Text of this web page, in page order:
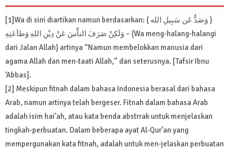
[1]Wa di sini diartikan namun berdasarkan: { وَصَدٌّ عَن سَبِيلِ الله }
وَلَكِنْ صَرَفَ الناَّسَ عَنْ دِيْنِ اللهِ وَطاَعَتِهِ – {Wa meng-halang-halangi
dari Jalan Allah} artinya “Namun membelokkan manusia dari
agama Allah dan men-taati Allah,” dan seterusnya. [Tafsir Ibnu
‘Abbas].
[2] Meskipun fitnah dalam bahasa Indonesia berasal dari bahasa
Arab, namun artinya telah bergeser. Fitnah dalam bahasa Arab
adalah isim hai’ah, atau kata benda abstrrak untuk menjelaskan
tingkah-perbuatan. Dalam beberapa ayat Al-Qur’an yang
mempergunakan kata fitnah, adalah untuk men-jelaskan perbuatan